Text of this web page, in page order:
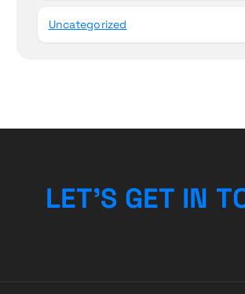
Uncategorized
LET’S GET IN T